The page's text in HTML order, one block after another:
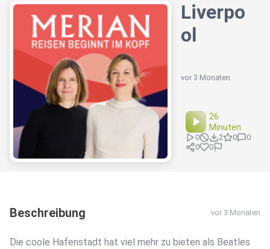
Liverpo
ol
vor 3 Monaten
26
Minuten
0 2 0
0
0
0
Beschreibung vor 3 Monaten
Die coole Hafenstadt hat viel mehr zu bieten als Beatles